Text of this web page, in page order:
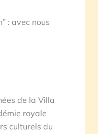
: avec nous
de la Villa
royale
culturels du